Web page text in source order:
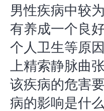
男性疾病中较
有养成一个良
个人卫生等原
上精索静脉曲
该疾病的危害
病的影响是什